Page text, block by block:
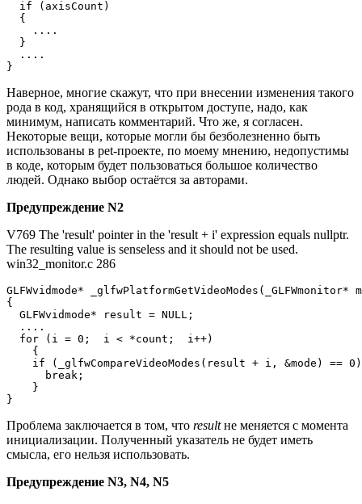
  if (axisCount)
  {
    ....
  }
  ....
}
Наверное, многие скажут, что при внесении изменения такого
рода в код, хранящийся в открытом доступе, надо, как
минимум, написать комментарий. Что же, я согласен.
Некоторые вещи, которые могли бы безболезненно быть
использованы в pet-проекте, по моему мнению, недопустимы
в коде, которым будет пользоваться большое количество
людей. Однако выбор остаётся за авторами.
Предупреждение N2
V769 The 'result' pointer in the 'result + i' expression equals nullptr.
The resulting value is senseless and it should not be used.
win32_monitor.c 286
GLFWvidmode*
{
  GLFWvidmode* result = NULL;
  ....
  for (i = 0;  i < *count;  i++)
    {
    if (_glfwCompareVideoModes(result + i, &mode) == 0)
      break;
    }
}
Проблема заключается в том, что resultне меняется с момента
инициализации. Полученный указатель не будет иметь
смысла, его нельзя использовать.
Предупреждение N3, N4, N5